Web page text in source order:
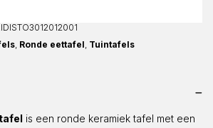
Ronde eettafel Tuintafels
is een ronde keramiek tafel met een